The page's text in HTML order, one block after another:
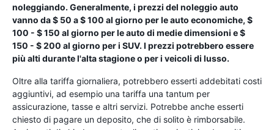
noleggiando. Generalmente, i prezzi del noleggio auto
vanno da $ 50 a $ 100 al giorno per le auto economiche, $
100 - $ 150 al giorno per le auto di medie dimensioni e $
150 - $ 200 al giorno per i SUV. I prezzi potrebbero essere
più alti durante l'alta stagione o per i veicoli di lusso.
Oltre alla tariffa giornaliera, potrebbero esserti addebitati costi
aggiuntivi, ad esempio una tariffa una tantum per
assicurazione, tasse e altri servizi. Potrebbe anche esserti
chiesto di pagare un deposito, che di solito è rimborsabile.